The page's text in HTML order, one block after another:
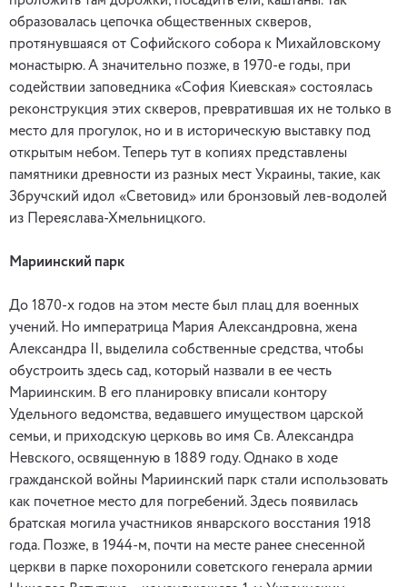
образовалась цепочка общественных скверов,
протянувшаяся от Софийского собора к Михайловскому
монастырю. А значительно позже, в 1970-е годы, при
содействии заповедника «София Киевская» состоялась
реконструкция этих скверов, превратившая их не только в
место для прогулок, но и в историческую выставку под
открытым небом. Теперь тут в копиях представлены
памятники древности из разных мест Украины, такие, как
Збручский идол «Световид» или бронзовый лев-водолей
из Переяслава-Хмельницкого.
Мариинский парк
До 1870-х годов на этом месте был плац для военных
учений. Но императрица Мария Александровна, жена
Александра II, выделила собственные средства, чтобы
обустроить здесь сад, который назвали в ее честь
Мариинским. В его планировку вписали контору
Удельного ведомства, ведавшего имуществом царской
семьи, и приходскую церковь во имя Св. Александра
Невского, освященную в 1889 году. Однако в ходе
гражданской войны Мариинский парк стали использовать
как почетное место для погребений. Здесь появилась
братская могила участников январского восстания 1918
года. Позже, в 1944-м, почти на месте ранее снесенной
церкви в парке похоронили советского генерала армии